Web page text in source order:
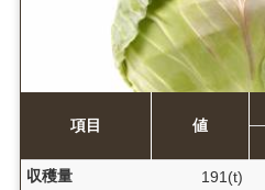
項目 値
収穫量
191(t)